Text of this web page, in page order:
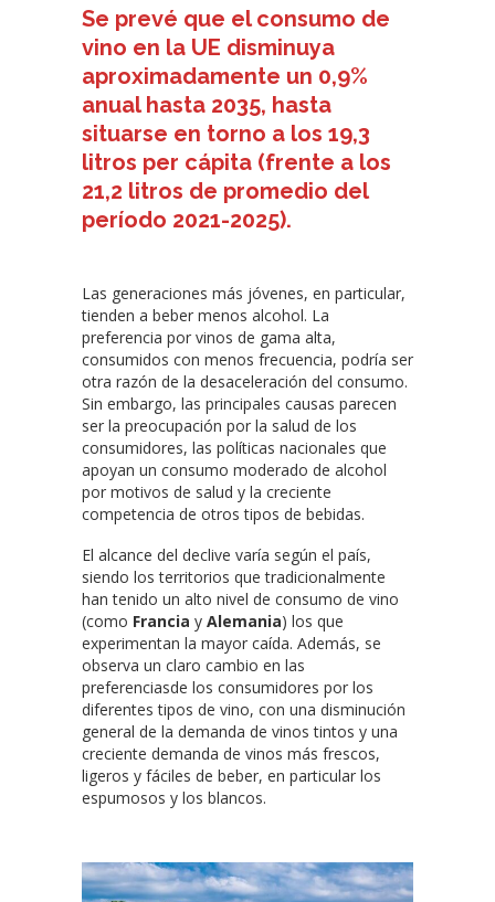
Se prevé que el consumo de
vino en la UE disminuya
aproximadamente un 0,9%
anual hasta 2035, hasta
situarse en torno a los 19,3
litros per cápita (frente a los
21,2 litros de promedio del
período 2021-2025).
Las generaciones más jóvenes, en particular,
tienden a beber menos alcohol. La
preferencia por vinos de gama alta,
consumidos con menos frecuencia, podría ser
otra razón de la desaceleración del consumo.
Sin embargo, las principales causas parecen
ser la preocupación por la salud de los
consumidores, las políticas nacionales que
apoyan un consumo moderado de alcohol
por motivos de salud y la creciente
competencia de otros tipos de bebidas.
El alcance del declive varía según el país,
siendo los territorios que tradicionalmente
han tenido un alto nivel de consumo de vino
(como Francia y Alemania) los que
experimentan la mayor caída. Además, se
observa un claro cambio en las
preferenciasde los consumidores por los
diferentes tipos de vino, con una disminución
general de la demanda de vinos tintos y una
creciente demanda de vinos más frescos,
ligeros y fáciles de beber, en particular los
espumosos y los blancos.